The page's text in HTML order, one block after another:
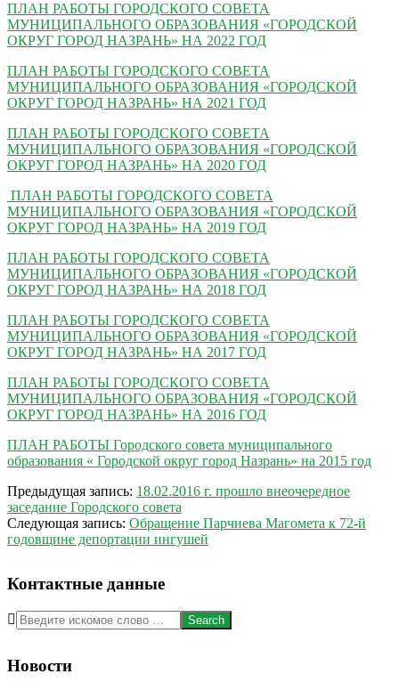
ПЛАН РАБОТЫ ГОРОДСКОГО СОВЕТА
МУНИЦИПАЛЬНОГО ОБРАЗОВАНИЯ «ГОРОДСКОЙ
ОКРУГ ГОРОД НАЗРАНЬ» НА 2022 ГОД
ПЛАН РАБОТЫ ГОРОДСКОГО СОВЕТА
МУНИЦИПАЛЬНОГО ОБРАЗОВАНИЯ «ГОРОДСКОЙ
ОКРУГ ГОРОД НАЗРАНЬ» НА 2021 ГОД
ПЛАН РАБОТЫ ГОРОДСКОГО СОВЕТА
МУНИЦИПАЛЬНОГО ОБРАЗОВАНИЯ «ГОРОДСКОЙ
ОКРУГ ГОРОД НАЗРАНЬ» НА 2020 ГОД
ПЛАН РАБОТЫ ГОРОДСКОГО СОВЕТА
МУНИЦИПАЛЬНОГО ОБРАЗОВАНИЯ «ГОРОДСКОЙ
ОКРУГ ГОРОД НАЗРАНЬ» НА 2019 ГОД
ПЛАН РАБОТЫ ГОРОДСКОГО СОВЕТА
МУНИЦИПАЛЬНОГО ОБРАЗОВАНИЯ «ГОРОДСКОЙ
ОКРУГ ГОРОД НАЗРАНЬ» НА 2018 ГОД
ПЛАН РАБОТЫ ГОРОДСКОГО СОВЕТА
МУНИЦИПАЛЬНОГО ОБРАЗОВАНИЯ «ГОРОДСКОЙ
ОКРУГ ГОРОД НАЗРАНЬ» НА 2017 ГОД
ПЛАН РАБОТЫ ГОРОДСКОГО СОВЕТА
МУНИЦИПАЛЬНОГО ОБРАЗОВАНИЯ «ГОРОДСКОЙ
ОКРУГ ГОРОД НАЗРАНЬ» НА 2016 ГОД
ПЛАН РАБОТЫ Городского совета муниципального
образования « Городской округ город Назрань» на 2015 год
2016-
02-
20
Предыдущая запись: 18.02.2016 г. прошло внеочередное
заседание Городского совета
Следующая запись: Обращение Парчиева Магомета к 72-й
годовщине депортации ингушей
Контактные данные
Search
Новости